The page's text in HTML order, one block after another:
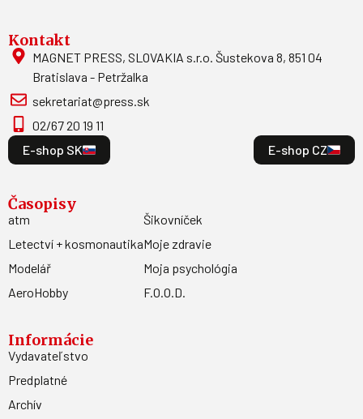
Kontakt
MAGNET PRESS, SLOVAKIA s.r.o. Šustekova 8, 851 04
Bratislava - Petržalka
sekretariat@press.sk
02/67 20 19 11
E-shop SK
E-shop CZ
Časopisy
atm
Letectví + kosmonautika
Modelář
AeroHobby
Šikovníček
Moje zdravie
Moja psychológia
F.O.O.D.
Informácie
Vydavateľstvo
Predplatné
Archív